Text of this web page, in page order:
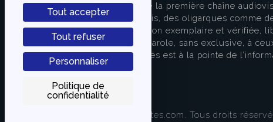
Tout accepter
Tout refuser
Personnaliser
Politique de
confidentialité
TVLibertés représente la première chaîne
indépendante des partis, des oligarques comme
apporter une information exemplaire et vérifiée,
s’attache à donner la parole, sans exclusive, à
européenne. TVLibertés est à la pointe de
© 2021-2022 TVLibertes.com. Tous droits